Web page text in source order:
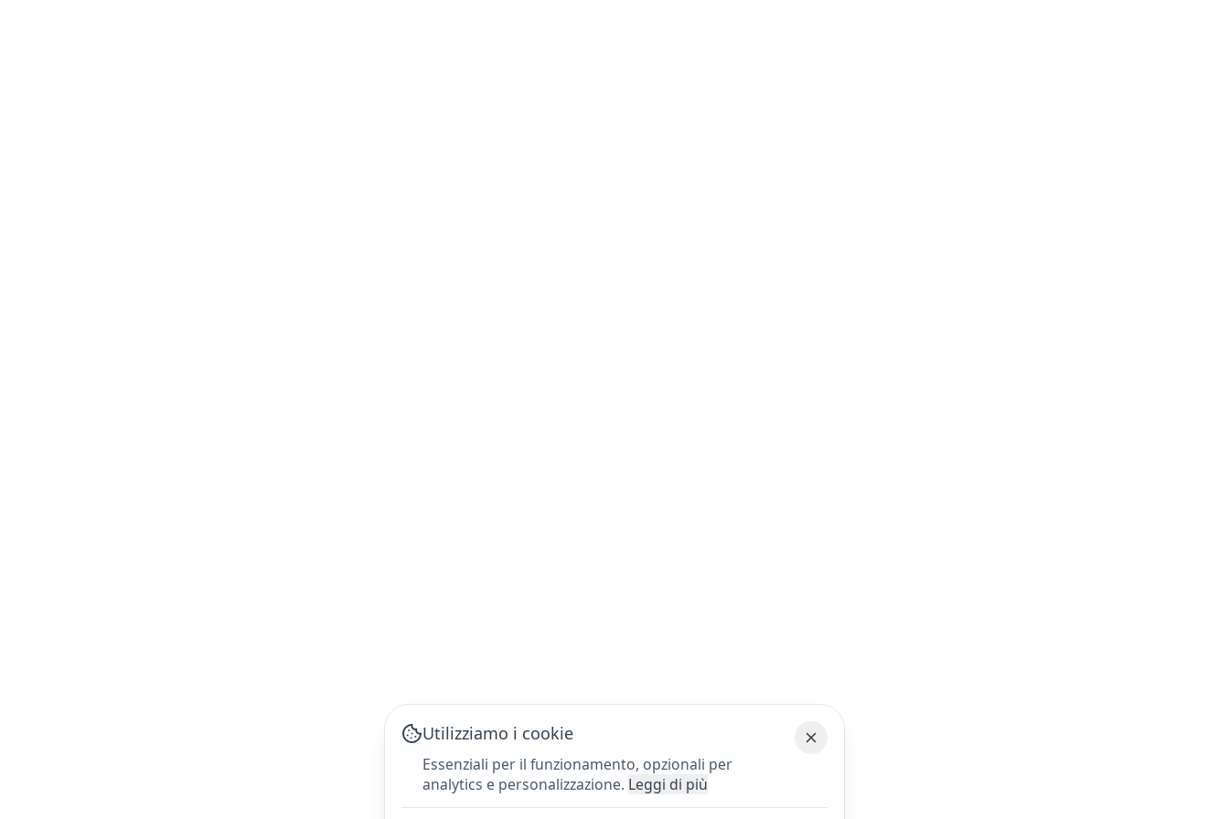
Utilizziamo i cookie
Essenziali per il funzionamento, opzionali per
analytics e personalizzazione. Leggi di più